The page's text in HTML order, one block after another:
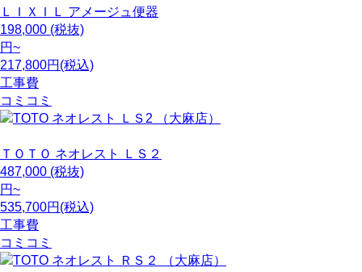
ＬＩＸＩＬ アメージュ便器
198,000 (税抜)
円~
217,800円(税込)
工事費
コミコミ
ＴＯＴＯ ネオレスト ＬＳ２
487,000 (税抜)
円~
535,700円(税込)
工事費
コミコミ